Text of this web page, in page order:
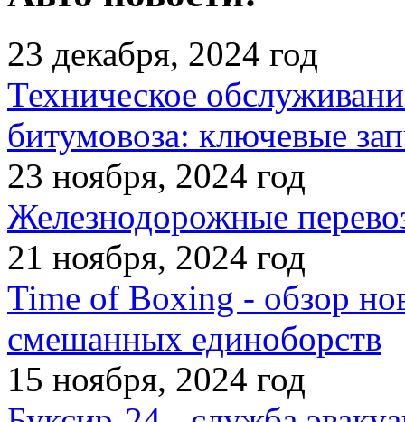
23 декабря, 2024 год
Техническое
битумовоза: ключевые
23 ноября, 2024 год
Железнодорожные
21 ноября, 2024 год
Time of Boxing - обзор
смешанных единоборств
15 ноября, 2024 год